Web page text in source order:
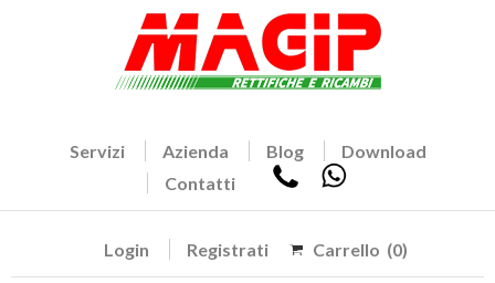
Servizi Azienda Blog
Download
Contatti
Login Registrati Carrello (0)